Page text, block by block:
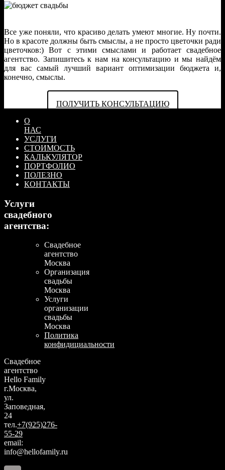
Все уже поняли, что красиво делать умеют многие. Ну почти.
Но в красоте должны быть смыслы, а не просто цветочки ради
цветочков:) Вот с этими смыслами и работает свадебное
агентство. Запишитесь к нам на консультацию и мы найдём
для вас самый лучший вариант оптимизации бюджета и,
конечно, смыслы.
ПОЛУЧИТЬ КОНСУЛЬТАЦИЮ
О
НАС
УСЛУГИ
СТОИМОСТЬ
КАЛЬКУЛЯТОР
ПОРТФОЛИО
ПОЛЕЗНО
КОНТАКТЫ
Услуги
свадебного
агентства:
Свадебное
агентство
Москва
Организация
свадьбы
Москва
Услуги
организации
свадьбы
Москва
Политика
конфидициальности
Свадебное
агентство
Hello Family
г.Москва,
ул.
Заповедная,
24
тел.+7(925)276-
55-29
email:
info@hellofamily.ru